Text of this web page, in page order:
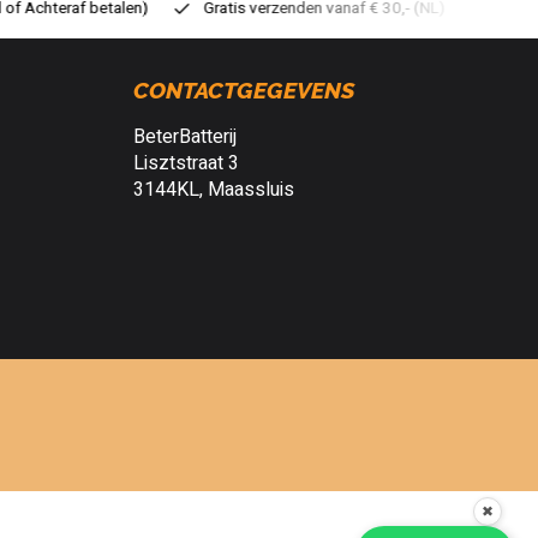
verzenden vanaf € 30,- (NL) Verzendkosten € 2,95 (NL)
CONTACTGEGEVENS
BeterBatterij
Lisztstraat 3
3144KL, Maassluis
✖